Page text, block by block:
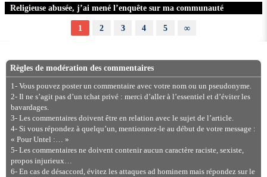
Religieuse abusée, j’ai mené l’enquête sur ma communauté
1 2 3 4 5 ∞
Règles de modération des commentaires
1- Vous pouvez poster un commentaire avec votre nom ou un pseudonyme.
2- Il ne s’agit pas d’un tchat privé : merci d’aller à l’essentiel et d’éviter les
bavardages.
3- Les commentaires doivent être en relation avec le sujet de l’article.
4- Si vous répondez à quelqu’un, mentionnez-le au début de votre message :
« Pour Untel :… »
5- Les commentaires ne doivent contenir aucun caractère raciste, sexiste,
propos injurieux…
6- En cas de désaccord, évitez les attaques ad hominem mais répondez sur le